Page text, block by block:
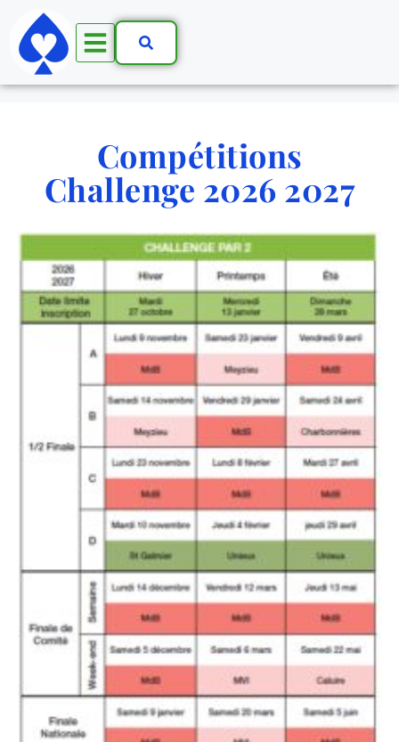
Compétitions
Challenge 2026 2027